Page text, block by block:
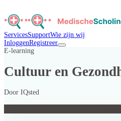
ServicesSupportWie zijn wij
InloggenRegistreer
E-learning
Cultuur en
Door IQsted